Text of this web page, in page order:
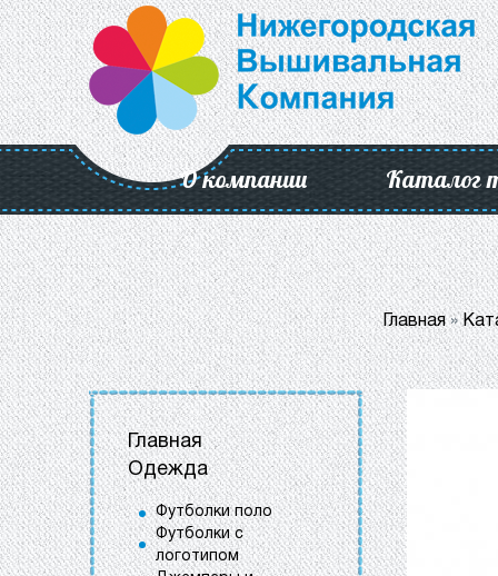
О компании Каталог
Главная»
Главная
Одежда
Футболки поло
Футболки с
логотипом